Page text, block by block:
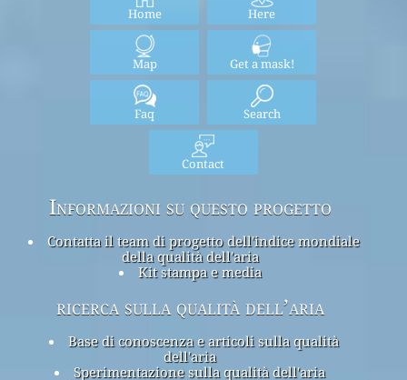
Home Here
Map Get a mask!
Faq Search
Contact
Informazioni su questo progetto
Contatta il team di progetto dell'indice mondiale
della qualità dell'aria
Kit stampa e media
ricerca sulla qualità dell’aria
Base di conoscenza e articoli sulla qualità
dell'aria
Sperimentazione sulla qualità dell'aria